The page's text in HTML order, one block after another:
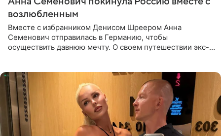
возлюбленным
Вместе с избранником Денисом Шреером Анна
Семенович отправилась в Германию, чтобы
осуществить давнюю мечту. О своем путешествии экс-